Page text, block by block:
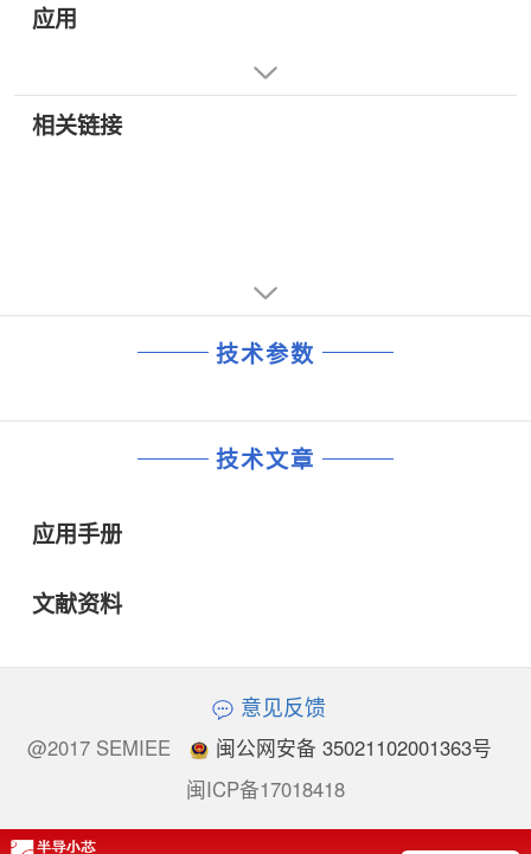
应用
相关链接
技术参数
技术文章
应用手册
文献资料
意见反馈
@2017 SEMIEE
闽公网安备 35021102001363号
闽ICP备17018418